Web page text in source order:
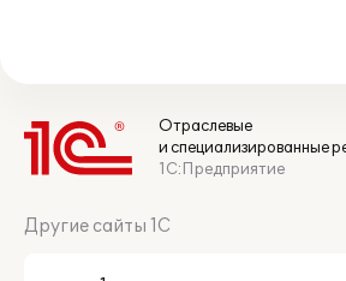
Отраслевые
и специализированные
1С:Предприятие
Другие сайты 1С